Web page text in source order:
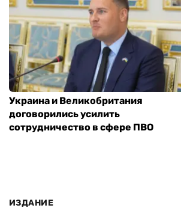
Украина и Великобритания
договорились усилить
сотрудничество в сфере ПВО
ИЗДАНИЕ